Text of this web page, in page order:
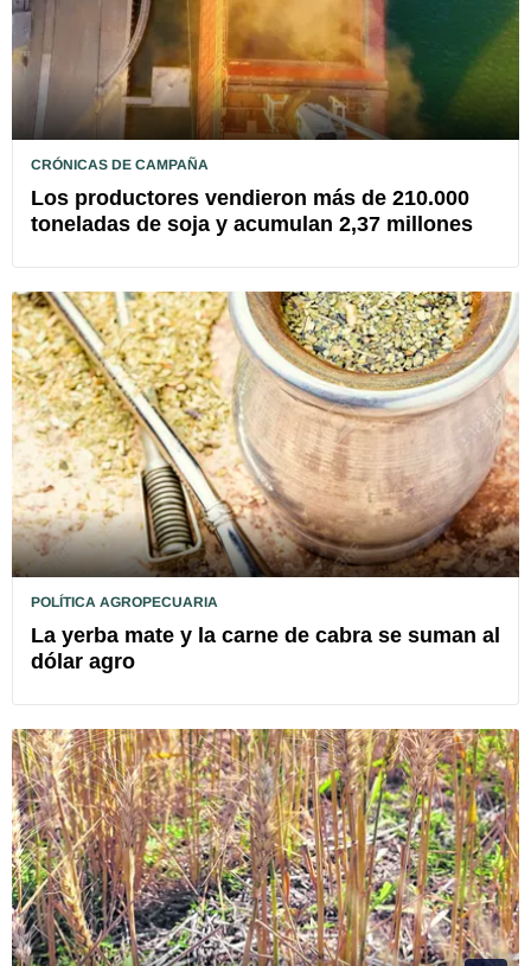
CRÓNICAS DE CAMPAÑA
Los productores vendieron más de 210.000
toneladas de soja y acumulan 2,37 millones
POLÍTICA AGROPECUARIA
La yerba mate y la carne de cabra se suman al
dólar agro